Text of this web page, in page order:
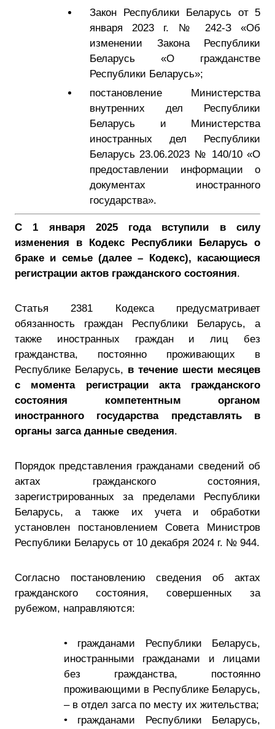
Закон Республики Беларусь от 5
января 2023 г. № 242-З «Об
изменении Закона Республики
Беларусь «О гражданстве
Республики Беларусь»;
постановление Министерства
внутренних дел Республики
Беларусь и Министерства
иностранных дел Республики
Беларусь 23.06.2023 № 140/10 «О
предоставлении информации о
документах иностранного
государства».
С 1 января 2025 года
вступили в силу
изменения в Кодекс Республики Беларусь о
браке и семье (далее – Кодекс), касающиеся
регистрации актов гражданского состояния.
Статья 2381 Кодекса предусматривает
обязанность граждан Республики Беларусь, а
также иностранных граждан и лиц без
гражданства, постоянно проживающих в
Республике Беларусь, в течение шести месяцев
с момента регистрации акта гражданского
состояния компетентным органом
иностранного государства представлять в
органы загса данные сведения.
Порядок представления гражданами сведений об
актах гражданского состояния,
зарегистрированных за пределами Республики
Беларусь, а также их учета и обработки
установлен постановлением Совета Министров
Республики Беларусь от 10 декабря 2024 г. № 944.
Согласно постановлению сведения об актах
гражданского состояния, совершенных за
рубежом, направляются:
• гражданами Республики Беларусь,
иностранными гражданами и лицами
без гражданства, постоянно
проживающими в Республике Беларусь,
– в отдел загса по месту их жительства;
• гражданами Республики Беларусь,